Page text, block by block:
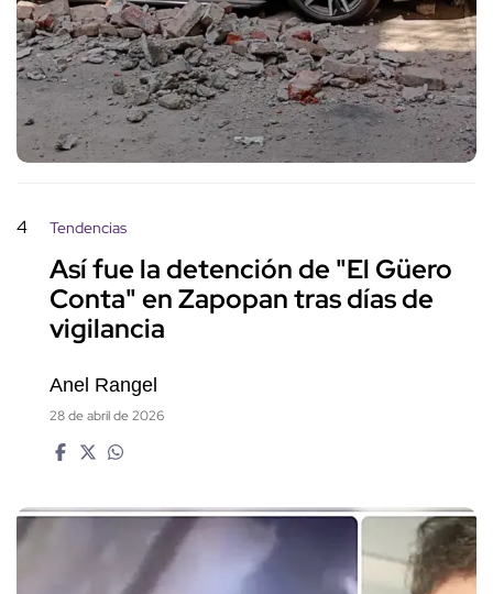
4 Tendencias
Así fue la detención de "El Güero
Conta" en Zapopan tras días de
vigilancia
Anel Rangel
28 de abril de 2026